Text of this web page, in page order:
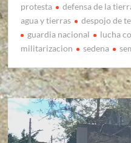
protesta
defensa de la
agua y tierras
despojo de
guardia nacional
lucha
militarizacion
sedena